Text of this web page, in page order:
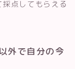
点してもらえる
外で自分の今